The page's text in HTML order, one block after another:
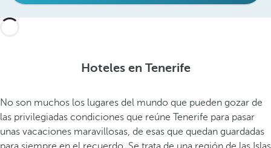
Hoteles en Tenerife
No son muchos los lugares del mundo que pueden gozar de
las privilegiadas condiciones que reúne Tenerife para pasar
unas vacaciones maravillosas, de esas que quedan guardadas